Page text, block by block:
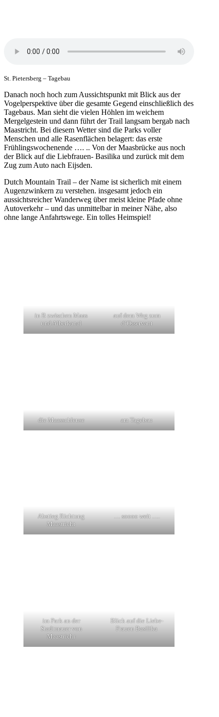
St. Pietersberg – Tagebau
Danach noch hoch zum Aussichtspunkt mit Blick aus der
Vogelperspektive über die gesamte Gegend einschließlich des
Tagebaus. Man sieht die vielen Höhlen im weichem
Mergelgestein und dann führt der Trail langsam bergab nach
Maastricht. Bei diesem Wetter sind die Parks voller
Menschen und alle Rasenflächen belagert: das erste
Frühlingswochenende …. .. Von der Maasbrücke aus noch
der Blick auf die Liebfrauen- Basilika und zurück mit dem
Zug zum Auto nach Eijsden.
Dutch Mountain Trail – der Name ist sicherlich mit einem
Augenzwinkern zu verstehen. insgesamt jedoch ein
aussichtsreicher Wanderweg über meist kleine Pfade ohne
Autoverkehr – und das unmittelbar in meiner Nähe, also
ohne lange Anfahrtswege. Ein tolles Heimspiel!
in B zwischen Maas
und Alberkanal
auf dem Weg zum
d’Osservant
die Maasschleuse am Tagebau
Abstieg Richtung
Maastricht
… soooo weit ….
im Park an der
Stadtmauer von
Maastrichr
Blick auf die Liebe-
Frauen Basilika